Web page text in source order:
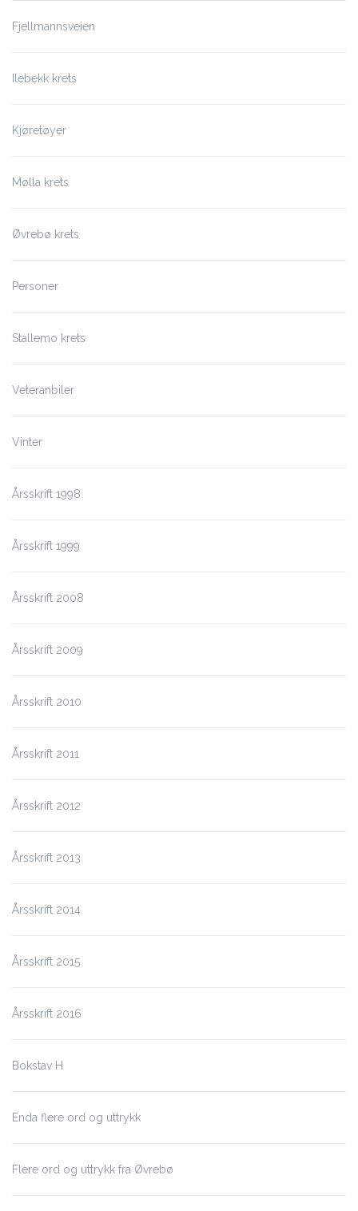
Fjellmannsveien
Ilebekk krets
Kjøretøyer
Mølla krets
Øvrebø krets
Personer
Stallemo krets
Veteranbiler
Vinter
Årsskrift 1998
Årsskrift 1999
Årsskrift 2008
Årsskrift 2009
Årsskrift 2010
Årsskrift 2011
Årsskrift 2012
Årsskrift 2013
Årsskrift 2014
Årsskrift 2015
Årsskrift 2016
Bokstav H
Enda flere ord og uttrykk
Flere ord og uttrykk fra Øvrebø